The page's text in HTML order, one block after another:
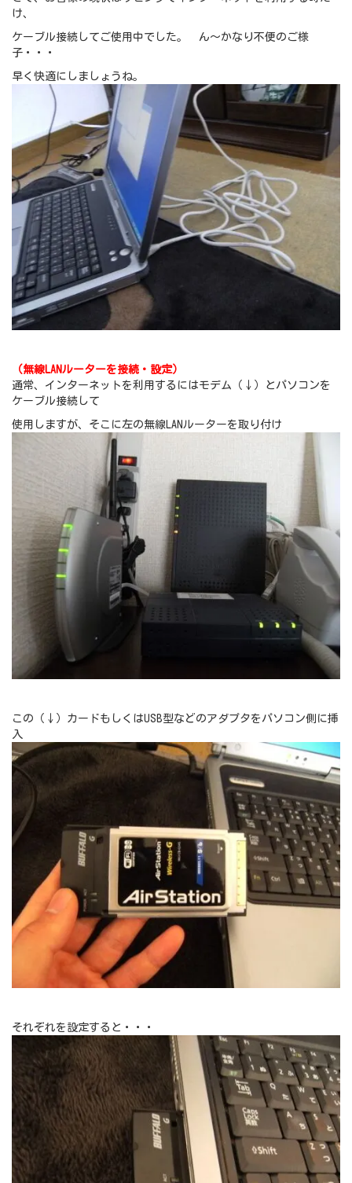
け、
ケーブル接続してご使用中でした。 ん～かなり不便のご様
子・・・
早く快適にしましょうね。
（無線LANルーターを接続・設定）
通常、インターネットを利用するにはモデム（↓）とパソコンを
ケーブル接続して
使用しますが、そこに左の無線LANルーターを取り付け
この（↓）カードもしくはUSB型などのアダプタをパソコン側に挿
入
それぞれを設定すると・・・